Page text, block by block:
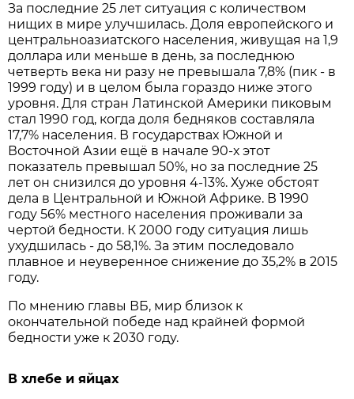
За последние 25 лет ситуация с количеством
нищих в мире улучшилась. Доля европейского и
центральноазиатского населения, живущая на 1,9
доллара или меньше в день, за последнюю
четверть века ни разу не превышала 7,8% (пик - в
1999 году) и в целом была гораздо ниже этого
уровня. Для стран Латинской Америки пиковым
стал 1990 год, когда доля бедняков составляла
17,7% населения. В государствах Южной и
Восточной Азии ещё в начале 90-х этот
показатель превышал 50%, но за последние 25
лет он снизился до уровня 4-13%. Хуже обстоят
дела в Центральной и Южной Африке. В 1990
году 56% местного населения проживали за
чертой бедности. К 2000 году ситуация лишь
ухудшилась - до 58,1%. За этим последовало
плавное и неуверенное снижение до 35,2% в 2015
году.
По мнению главы ВБ, мир близок к
окончательной победе над крайней формой
бедности уже к 2030 году.
В хлебе и яйцах